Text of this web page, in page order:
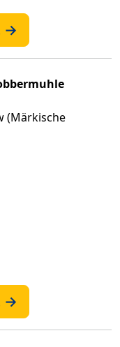
→
(Märkische
→